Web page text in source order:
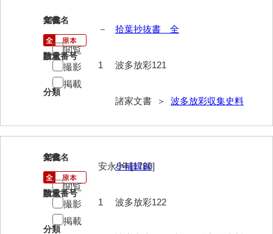
井下家文書（埼玉県）
井原家文書
今井家文書
今川家文書
岩崎家文書（秋芳町）
岩崎家文書（鹿野町）
岩見博幸収集史料
上田家文書（防府市）
上田家文書（横浜市）
121
文書名
拾葉抄抜書 全
請求番号
波多放彩121
分類
諸家文書 ＞ 波多放彩収集史料
年代
－
数量
1
閲覧
撮影
掲載
122
文書名
小補輯録
請求番号
波多放彩122
分類
年代
安永9年[1780]
数量
1
閲覧
撮影
掲載